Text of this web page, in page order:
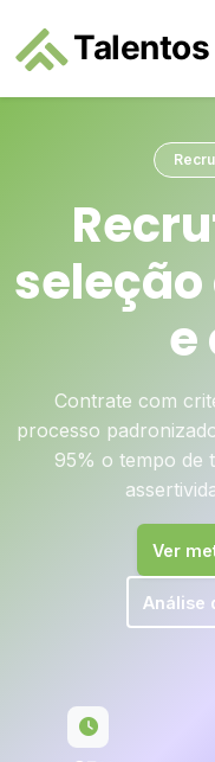
e
Contrate com
processo
95% o tempo de
Ver
Análise